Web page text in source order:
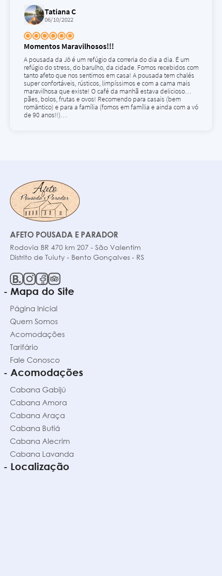
Tatiana C
06/10/2022
Momentos Maravilhosos!!!
A pousada da Jô é um refúgio da correria do dia a dia. É um
refúgio do stress, do barulho, da cidade. Fomos recebidos com
tanto afeto que nos sentimos em casa! A pousada tem chalés
super confortáveis, rústicos, limpíssimos e com a cama mais
maravilhosa que existe! O café da manhã estava delicioso…
pães, bolos, frutas e ovos! Recomendo para casais (bem
romântico) e para a família (fomos em família e ainda com a vó
de 90 anos!!)…
AFETO POUSADA E PARADOR
Rodovia BR 470 km 207 - São Valentim
Distrito de Tuiuty - Bento Gonçalves - RS
- Mapa do Site
Página Inicial
Quem Somos
Acomodações
Tarifário
Fale Conosco
- Acomodações
Cabana Gabijú
Cabana Amora
Cabana Araça
Cabana Butiá
Cabana Alecrim
Cabana Lavanda
- Localização